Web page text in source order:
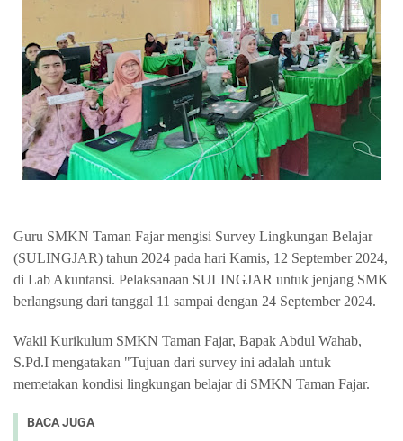
Guru SMKN Taman Fajar mengisi Survey Lingkungan Belajar
(SULINGJAR) tahun 2024 pada hari Kamis, 12 September 2024,
di Lab Akuntansi. Pelaksanaan SULINGJAR untuk jenjang SMK
berlangsung dari tanggal 11 sampai dengan 24 September 2024.
Wakil Kurikulum SMKN Taman Fajar, Bapak Abdul Wahab,
S.Pd.I mengatakan "Tujuan dari survey ini adalah untuk
memetakan kondisi lingkungan belajar di SMKN Taman Fajar.
BACA JUGA